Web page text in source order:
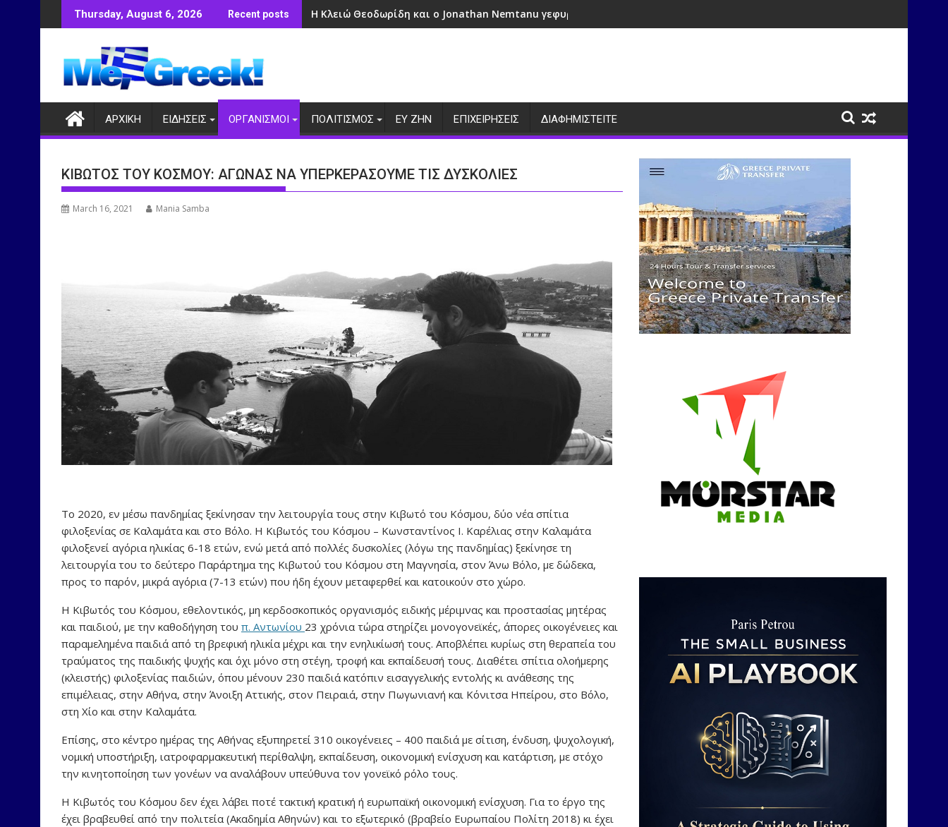
to
Thursday, August 6, 2026 Recent posts Η Κλειώ Θεοδωρίδη και ο Jonathan Nemtanu γεφυρώνουν πολιτισμούς μέσα από τη μουσική
ΑΡΧΙΚΗ ΕΙΔΗΣΕΙΣ ΟΡΓΑΝΙΣΜΟΙ ΠΟΛΙΤΙΣΜΟΣ ΕΥ ΖΗΝ ΕΠΙΧΕΙΡΗΣΕΙΣ ΔΙΑΦΗΜΙΣΤΕΙΤΕ
ΚΙΒΩΤΟΣ ΤΟΥ ΚΟΣΜΟΥ: ΑΓΩΝΑΣ ΝΑ ΥΠΕΡΚΕΡΑΣΟΥΜΕ ΤΙΣ ΔΥΣΚΟΛΙΕΣ
March 16, 2021 Mania Samba
Το 2020, εν μέσω πανδημίας ξεκίνησαν την λειτουργία τους στην Κιβωτό του Κόσμου, δύο νέα σπίτια
φιλοξενίας σε Καλαμάτα και στο Βόλο. Η Κιβωτός του Κόσμου – Κωνσταντίνος Ι. Καρέλιας στην Καλαμάτα
φιλοξενεί αγόρια ηλικίας 6-18 ετών, ενώ μετά από πολλές δυσκολίες (λόγω της πανδημίας) ξεκίνησε τη
λειτουργία του το δεύτερο Παράρτημα της Κιβωτού του Κόσμου στη Μαγνησία, στον Άνω Βόλο, με δώδεκα,
προς το παρόν, μικρά αγόρια (7-13 ετών) που ήδη έχουν μεταφερθεί και κατοικούν στο χώρο.
Η Κιβωτός του Κόσμου, εθελοντικός, μη κερδοσκοπικός οργανισμός ειδικής μέριμνας και προστασίας μητέρας
και παιδιού, με την καθοδήγηση του π. Αντωνίου 23 χρόνια τώρα στηρίζει μονογονεϊκές, άπορες οικογένειες και
παραμελημένα παιδιά από τη βρεφική ηλικία μέχρι και την ενηλικίωσή τους. Αποβλέπει κυρίως στη θεραπεία του
τραύματος της παιδικής ψυχής και όχι μόνο στη στέγη, τροφή και εκπαίδευσή τους. Διαθέτει σπίτια ολοήμερης
(κλειστής) φιλοξενίας παιδιών, όπου μένουν 230 παιδιά κατόπιν εισαγγελικής εντολής κι ανάθεσης της
επιμέλειας, στην Αθήνα, στην Άνοιξη Αττικής, στον Πειραιά, στην Πωγωνιανή και Κόνιτσα Ηπείρου, στο Βόλο,
στη Χίο και στην Καλαμάτα.
Επίσης, στο κέντρο ημέρας της Αθήνας εξυπηρετεί 310 οικογένειες – 400 παιδιά με σίτιση, ένδυση, ψυχολογική,
νομική υποστήριξη, ιατροφαρμακευτική περίθαλψη, εκπαίδευση, οικονομική ενίσχυση και κατάρτιση, με στόχο
την κινητοποίηση των γονέων να αναλάβουν υπεύθυνα τον γονεϊκό ρόλο τους.
Η Κιβωτός του Κόσμου δεν έχει λάβει ποτέ τακτική κρατική ή ευρωπαϊκή οικονομική ενίσχυση. Για το έργο της
έχει βραβευθεί από την πολιτεία (Ακαδημία Αθηνών) και το εξωτερικό (βραβείο Ευρωπαίου Πολίτη 2018) κι έχει